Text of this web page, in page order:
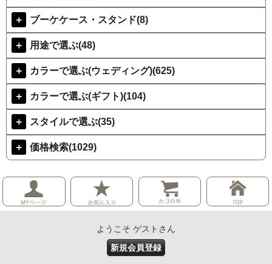
＋ ブーケケース・スタンド(8)
＋ 用途で選ぶ(48)
＋ カラーで選ぶ(ウェディング)(625)
＋ カラーで選ぶ(ギフト)(104)
＋ スタイルで選ぶ(35)
＋ 価格検索(1029)
ようこそ ゲストさん
新規会員登録